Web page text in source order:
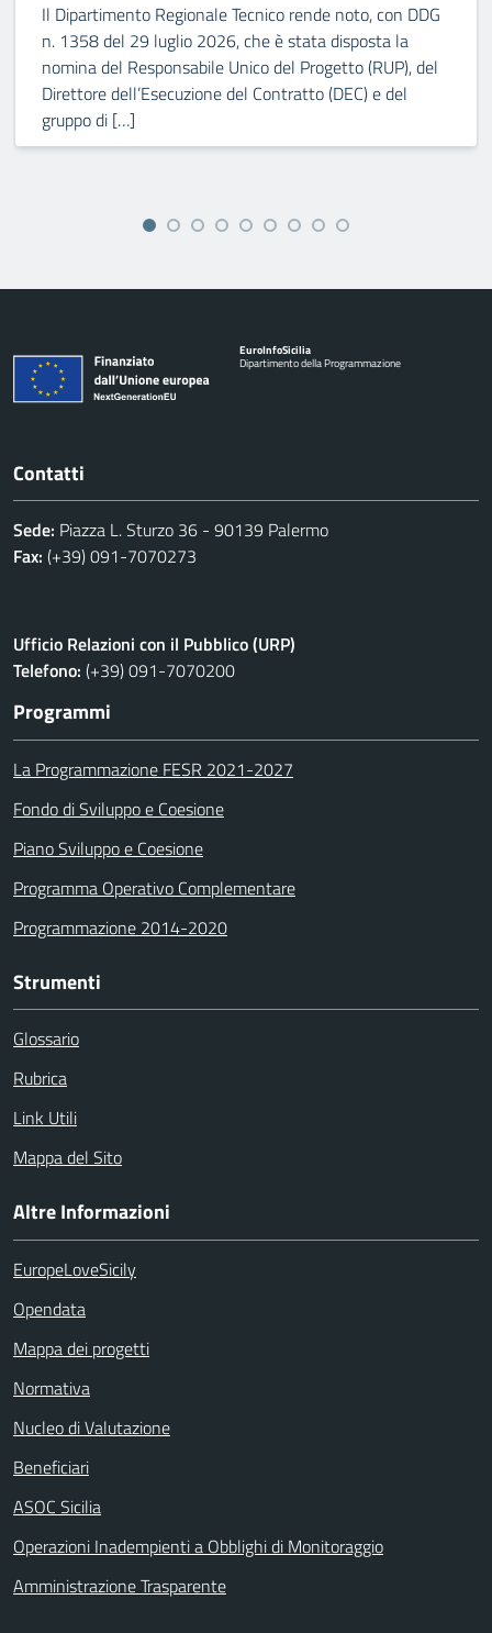
Il Dipartimento Regionale Tecnico rende noto, con DDG
n. 1358 del 29 luglio 2026, che è stata disposta la
nomina del Responsabile Unico del Progetto (RUP), del
Direttore dell’Esecuzione del Contratto (DEC) e del
gruppo di […]
EuroInfoSicilia
Dipartimento della Programmazione
Contatti
Sede: Piazza L. Sturzo 36 - 90139 Palermo
Fax: (+39) 091-7070273
Ufficio Relazioni con il Pubblico (URP)
Telefono: (+39) 091-7070200
Programmi
La Programmazione FESR 2021-2027
Fondo di Sviluppo e Coesione
Piano Sviluppo e Coesione
Programma Operativo Complementare
Programmazione 2014-2020
Strumenti
Glossario
Rubrica
Link Utili
Mappa del Sito
Altre Informazioni
EuropeLoveSicily
Opendata
Mappa dei progetti
Normativa
Nucleo di Valutazione
Beneficiari
ASOC Sicilia
Operazioni Inadempienti a Obblighi di Monitoraggio
Amministrazione Trasparente